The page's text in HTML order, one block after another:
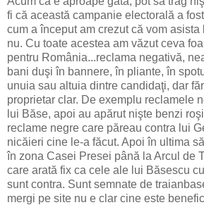
fi că această campanie electorală a
cum a început am crezut că vom asista
nu. Cu toate acestea am văzut ceva
pentru România...reclama negativă,
bani duşi în bannere, în pliante, în
unuia sau altuia dintre candidaţi, dar
proprietar clar. De exemplu reclamele
lui Băse, apoi au apărut nişte benzi
reclame negre care păreau contra lui
nicăieri cine le-a făcut. Apoi în ultima
în zona Casei Presei până la Arcul de
care arată fix ca cele ale lui Băsescu
sunt contra. Sunt semnate de
mergi pe site nu e clar cine este